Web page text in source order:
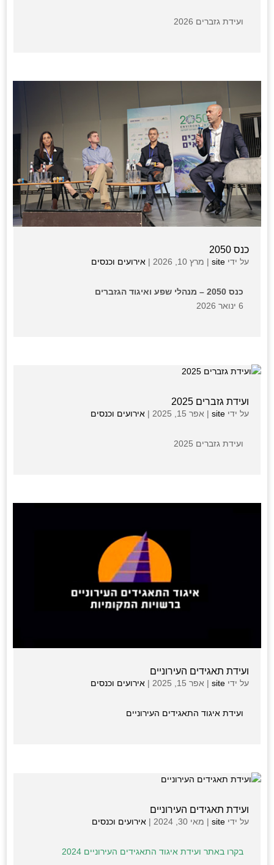
ועידת גזברים 2026
כנס 2050
על ידי site
| מרץ 10, 2026 | אירועים וכנסים
כנס 2050 – מנהלי שפע ואיגוד הגזברים
6 ינואר 2026
ועידת גזברים 2025
על ידי site
| אפר 15, 2025 | אירועים וכנסים
ועידת גזברים 2025
ועידת תאגידים העירוניים
על ידי site
| אפר 15, 2025 | אירועים וכנסים
ועידת איגוד התאגידים העירוניים
ועידת תאגידים העירוניים
על ידי site
| מאי 30, 2024 | אירועים וכנסים
בקרו באתר ועידת איגוד התאגידים העירוניים 2 024